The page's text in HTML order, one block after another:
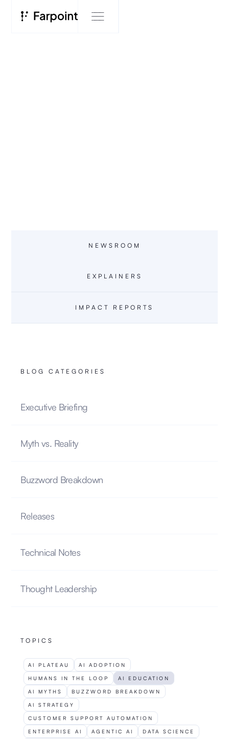
EXPLAINERS
IMPACT REPORTS
NEWSROOM
BLOG CATEGORIES
Executive Briefing
Myth vs. Reality
Buzzword Breakdown
Releases
Technical Notes
Thought Leadership
TOPICS
AI PLATEAU AI ADOPTION
HUMANS IN THE LOOP AI EDUCATION
AI MYTHS BUZZWORD BREAKDOWN
AI STRATEGY
CUSTOMER SUPPORT AUTOMATION
ENTERPRISE AI AGENTIC AI DATA SCIENCE